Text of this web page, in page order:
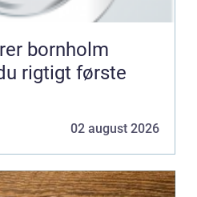
bornholm
rigtigt første
02 august 2026